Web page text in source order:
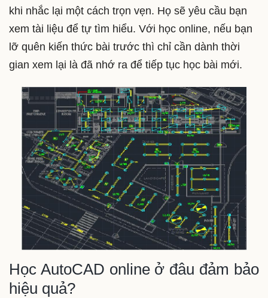
khi nhắc lại một cách trọn vẹn. Họ sẽ yêu cầu bạn
xem tài liệu để tự tìm hiểu. Với học online, nếu bạn
lỡ quên kiến thức bài trước thì chỉ cần dành thời
gian xem lại là đã nhớ ra để tiếp tục học bài mới.
Học AutoCAD online ở đâu đảm bảo
hiệu quả?